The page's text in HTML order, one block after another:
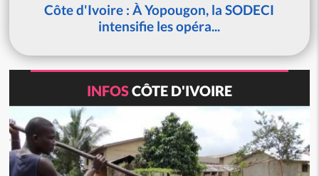
Côte d'Ivoire : À Yopougon, la SODECI
intensifie les opéra...
INFOSCÔTE D'IVOIRE